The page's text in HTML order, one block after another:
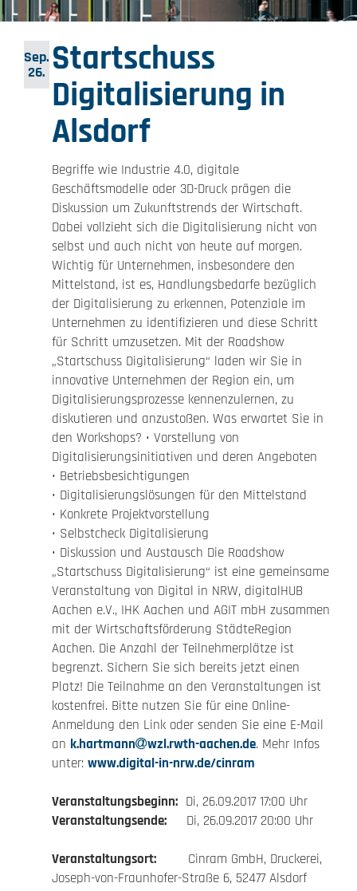
Sep.
26. Startschuss
Digitalisierung in
Alsdorf
Begriffe wie Industrie 4.0, digitale
Geschäftsmodelle oder 3D-Druck prägen die
Diskussion um Zukunftstrends der Wirtschaft.
Dabei vollzieht sich die Digitalisierung nicht von
selbst und auch nicht von heute auf morgen.
Wichtig für Unternehmen, insbesondere den
Mittelstand, ist es, Handlungsbedarfe bezüglich
der Digitalisierung zu erkennen, Potenziale im
Unternehmen zu identifizieren und diese Schritt
für Schritt umzusetzen. Mit der Roadshow
„Startschuss Digitalisierung“ laden wir Sie in
innovative Unternehmen der Region ein, um
Digitalisierungsprozesse kennenzulernen, zu
diskutieren und anzustoßen. Was erwartet Sie in
den Workshops? • Vorstellung von
Digitalisierungsinitiativen und deren Angeboten
• Betriebsbesichtigungen
• Digitalisierungslösungen für den Mittelstand
• Konkrete Projektvorstellung
• Selbstcheck Digitalisierung
• Diskussion und Austausch Die Roadshow
„Startschuss Digitalisierung“ ist eine gemeinsame
Veranstaltung von Digital in NRW, digitalHUB
Aachen e.V., IHK Aachen und AGIT mbH zusammen
mit der Wirtschaftsförderung StädteRegion
Aachen. Die Anzahl der Teilnehmerplätze ist
begrenzt. Sichern Sie sich bereits jetzt einen
Platz! Die Teilnahme an den Veranstaltungen ist
kostenfrei. Bitte nutzen Sie für eine Online-
Anmeldung den Link oder senden Sie eine E-Mail
an k.hartmann wzl.rwth-aachen.de. Mehr Infos
unter: www.digital-in-nrw.de/cinram
Veranstaltungsbeginn:Di, 26.09.2017 17:00 Uhr
Veranstaltungsende:Di, 26.09.2017 20:00 Uhr
Veranstaltungsort:Cinram GmbH, Druckerei,
Joseph-von-Fraun­hofer-Straße 6, 52477 Alsdorf